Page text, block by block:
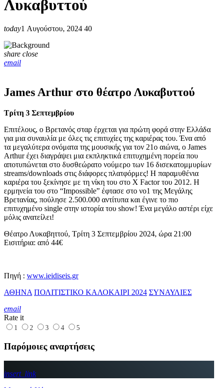
Λυκαβυττού
today1 Αυγούστου, 2024 40
share close
email
James Arthur στο θέατρο Λυκαβυττού
Τρίτη 3 Σεπτεμβρίου
Επιτέλους, ο Βρετανός σταρ έρχεται για πρώτη φορά στην Ελλάδα
για μια συναυλία με όλες τις επιτυχίες της καριέρας του. Ένα από
τα μεγαλύτερα ονόματα της μουσικής για τον 21ο αιώνα, ο James
Arthur έχει διαγράψει μια εκπληκτικά επιτυχημένη πορεία που
αποτυπώνεται στο δυσθεώρατο νούμερο των 16 δισεκατομμυρίων
streams/downloads στις διάφορες πλατφόρμες! H παραμυθένια
καριέρα του ξεκίνησε με τη νίκη του στο X Factor του 2012. Η
ερμηνεία του στο “Impossible” έφτασε στο νο1 της Μεγάλης
Βρετανίας, πούλησε 2.500.000 αντίτυπα και έγινε το πιο
επιτυχημένο single στην ιστορία του show! Ένα μεγάλο αστέρι είχε
μόλις ανατείλει!
Θέατρο Λυκαβηττού, Τρίτη 3 Σεπτεμβρίου 2024, ώρα 21:00
Εισιτήρια: από 44€
Πηγή : www.ieidiseis.gr
ΑΘΗΝΑ ΠΟΛΙΤΙΣΤΙΚΟ ΚΑΛΟΚΑΙΡΙ 2024 ΣΥΝΑΥΛΙΕΣ
email
Rate it
1 2 3 4 5
Παρόμοιες αναρτήσεις
insert_link